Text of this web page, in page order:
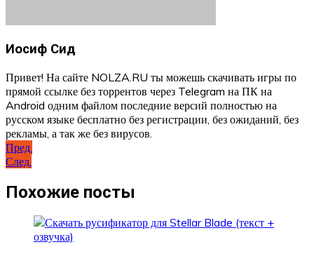
Иосиф Сид
Привет! На сайте NOLZA.RU ты можешь скачивать игры по
прямой ссылке без торрентов через Telegram на ПК на
Android одним файлом последние версий полностью на
русском языке бесплатно без регистрации, без ожиданий, без
рекламы, а так же без вирусов.
Навигация
по
записям
Пред.
След.
Похожие посты